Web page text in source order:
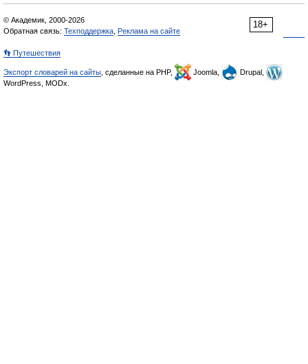
18+
© Академик, 2000-2026
Обратная связь: Техподдержка Реклама на сайте
👣 Путешествия
Экспорт словарей на сайты , сделанные на PHP, Joomla,
Drupal,
WordPress, MODx.